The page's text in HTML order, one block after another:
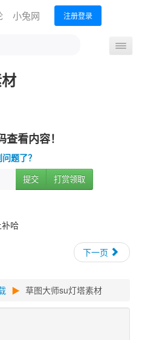
小兔网 注册登录
导
看内容！
题了？
提交 打赏领取
哈
下一页
▶ 草图大师su灯塔素材